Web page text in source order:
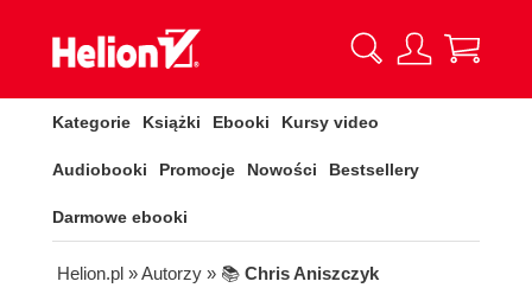
Kategorie Książki Ebooki Kursy video
Audiobooki Promocje Nowości Bestsellery
Darmowe ebooki
Helion.pl » Autorzy » 📚 Chris Aniszczyk